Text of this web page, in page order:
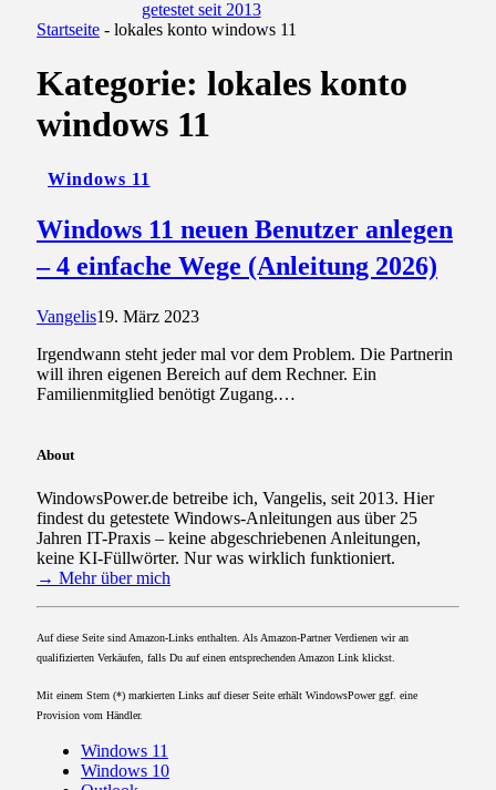
Startseite - lokales konto windows 11
Kategorie: lokales konto
windows 11
Windows 11
Windows 11 neuen Benutzer anlegen
– 4 einfache Wege (Anleitung 2026)
Vangelis19. März 2023
Irgendwann steht jeder mal vor dem Problem. Die Partnerin
will ihren eigenen Bereich auf dem Rechner. Ein
Familienmitglied benötigt Zugang.…
About
WindowsPower.de betreibe ich, Vangelis, seit 2013. Hier
findest du getestete Windows-Anleitungen aus über 25
Jahren IT-Praxis – keine abgeschriebenen Anleitungen,
keine KI-Füllwörter. Nur was wirklich funktioniert.
→ Mehr über mich
Auf diese Seite sind Amazon-Links enthalten. Als Amazon-Partner Verdienen wir an
qualifizierten Verkäufen, falls Du auf einen entsprechenden Amazon Link klickst.
Mit einem Stern (*) markierten Links auf dieser Seite erhält WindowsPower ggf. eine
Provision vom Händler.
Windows 11
Windows 10